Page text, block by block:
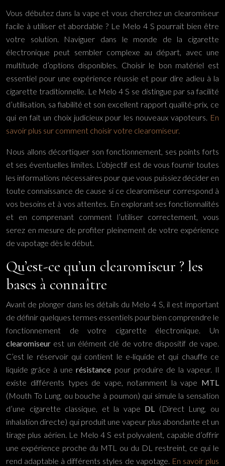
Vous débutez dans la vape et vous cherchez un clearomiseur
facile à utiliser et abordable ? Le Melo 4 S pourrait bien être
votre solution. Naviguer dans le monde de la cigarette
électronique peut sembler complexe au départ, avec une
multitude d’options disponibles. Choisir le bon matériel est
essentiel pour une expérience réussie et pour dire adieu à la
cigarette traditionnelle. Le Melo 4 S se distingue par sa facilité
d’utilisation, sa fiabilité et son excellent rapport qualité-prix, ce
qui en fait un choix judicieux pour les nouveaux vapoteurs. En
savoir plus sur comment choisir votre clearomiseur.
Nous allons décortiquer son fonctionnement, ses points forts
et ses éventuelles limites. L’objectif est de vous fournir toutes
les informations nécessaires pour que vous puissiez décider en
toute connaissance de cause si ce clearomiseur correspond à
vos besoins et à vos attentes. En explorant ses fonctionnalités
et en comprenant comment l’utiliser correctement, vous
serez en mesure de profiter pleinement de votre expérience
de vapotage dès le début.
Qu’est-ce qu’un clearomiseur ? les
bases à connaître
Avant de plonger dans les détails du Melo 4 S, il est important
de définir quelques termes essentiels pour bien comprendre le
fonctionnement de votre cigarette électronique. Un
clearomiseur est un élément clé de votre dispositif de vape.
C’est le réservoir qui contient le e-liquide et qui chauffe ce
liquide grâce à unerésistance pour produire de la vapeur. Il
existe différents types de vape, notamment la vape MTL
(Mouth To Lung, ou bouche à poumon) qui simule la sensation
d’une cigarette classique, et la vape DL (Direct Lung, ou
inhalation directe) qui produit une vapeur plus abondante et un
tirage plus aérien. Le Melo 4 S est polyvalent, capable d’offrir
une expérience proche du MTL ou du DL restreint, ce qui le
rend adaptable à différents styles de vapotage. En savoir plus